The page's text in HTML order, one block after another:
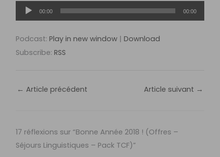
Lecteur
audio
00:00 00:00
Podcast:Play in new window |Download
Subscribe:RSS
← Article précédent Article suivant →
17 réflexions sur “Bonne Année 2018 ! (Offres –
Séjours Linguistiques – Pack TCF)”